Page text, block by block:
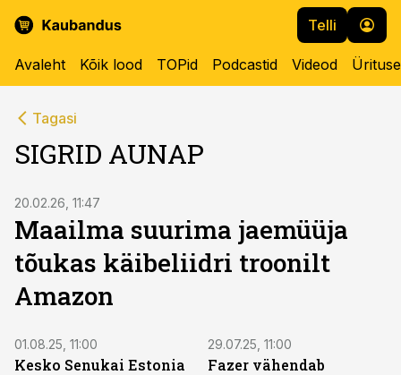
Telli
Avaleht Kõik lood TOPid Podcastid Videod
Tagasi
SIGRID AUNAP
20.02.26, 11:47
Maailma suurima jaemüüja
tõukas käibeliidri troonilt
Amazon
01.08.25, 11:00
Kesko Senukai Estonia
29.07.25, 11:00
Fazer vähendab